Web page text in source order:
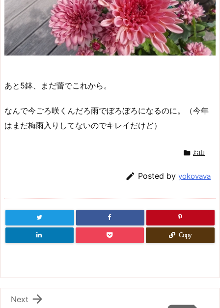
あと5鉢、まだ蕾でこれから。
なんで今ごろ咲くんだろ雨でぼろぼろになるのに。（今年
はまだ梅雨入りしてないのでキレイだけど）
 お山
 Posted by yokovava
Copy

Next